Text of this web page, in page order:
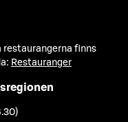
finns
Restauranger